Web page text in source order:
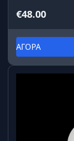
€48.00
ΑΓΟΡΑ